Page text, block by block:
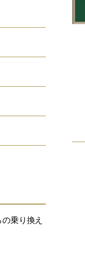
乗り換え